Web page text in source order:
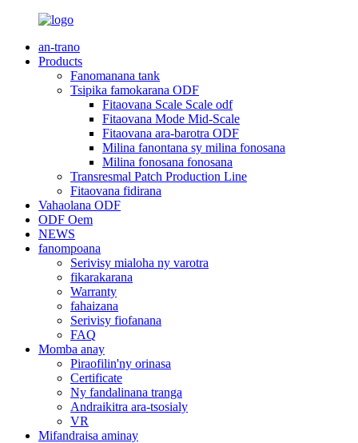
an-trano
Products
Fanomanana tank
Tsipika famokarana ODF
Fitaovana Scale Scale odf
Fitaovana Mode Mid-Scale
Fitaovana ara-barotra ODF
Milina fanontana sy milina fonosana
Milina fonosana fonosana
Transresmal Patch Production Line
Fitaovana fidirana
Vahaolana ODF
ODF Oem
NEWS
fanompoana
Serivisy mialoha ny varotra
fikarakarana
Warranty
fahaizana
Serivisy fiofanana
FAQ
Momba anay
Piraofilin'ny orinasa
Certificate
Ny fandalinana tranga
Andraikitra ara-tsosialy
VR
Mifandraisa aminay